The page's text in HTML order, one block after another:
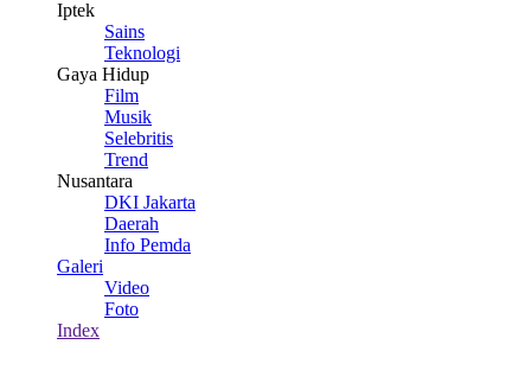
Iptek
Sains
Teknologi
Gaya Hidup
Film
Musik
Selebritis
Trend
Nusantara
DKI Jakarta
Daerah
Info Pemda
Galeri
Video
Foto
Index